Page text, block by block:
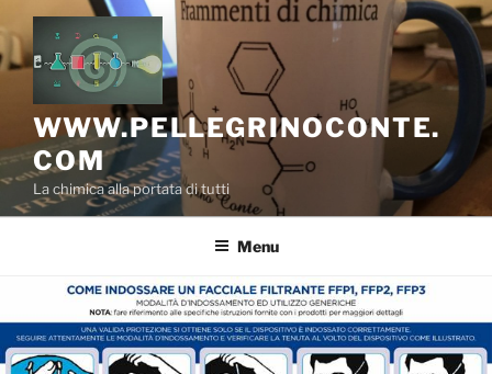
Salta
al
contenuto
WWW.PELLEGRINOCONTE.
COM
La chimica alla portata di tutti
Menu